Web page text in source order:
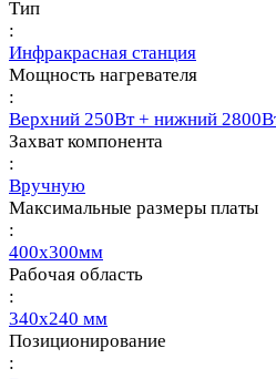
Тип
:
Инфракрасная станция
Мощность нагревателя
:
Верхний 250Вт + нижний
Захват компонента
:
Вручную
Максимальные размеры платы
:
400х300мм
Рабочая область
:
340х240 мм
Позиционирование
: